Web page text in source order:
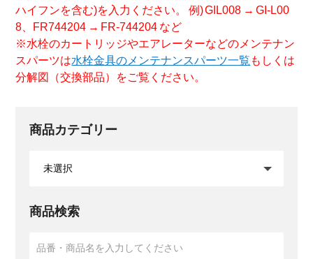
ハイフンを含む)を入力ください。 例) GIL008 → GI-L00
8、FR744204 → FR-744204 など
※水栓のカートリッジやエアレーターなどのメンテナン
スパーツは水栓金具のメンテナンスパーツ一覧 もしくは
分解図（交換部品）をご覧ください。
商品カテゴリー
商品検索